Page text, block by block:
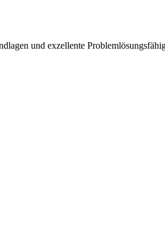
und exzellente